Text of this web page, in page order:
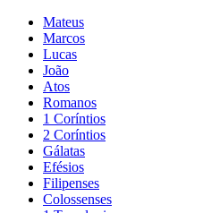
Mateus
Marcos
Lucas
João
Atos
Romanos
1 Coríntios
2 Coríntios
Gálatas
Efésios
Filipenses
Colossenses